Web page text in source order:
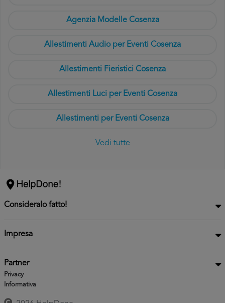
Agenzia Modelle Cosenza
Allestimenti Audio per Eventi Cosenza
Allestimenti Fieristici Cosenza
Allestimenti Luci per Eventi Cosenza
Allestimenti per Eventi Cosenza
Vedi tutte
Consideralo fatto!
Impresa
Partner
Privacy
Informativa